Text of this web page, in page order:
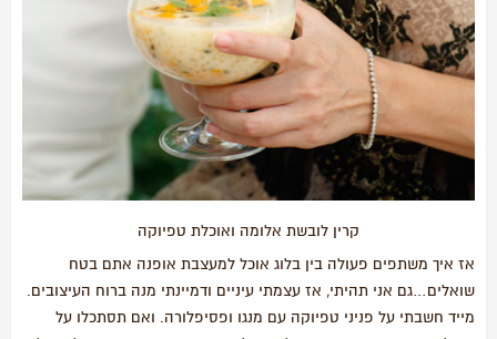
קרין לובשת אלומה ואוכלת טפיוקה
אז איך משתפים פעולה בין בלוג אוכל למעצבת אופנה אתם בטח
שואלים…גם אני תהיתי, אז עצמתי עיניים ודמיינתי מנה ברוח העיצובים.
מייד חשבתי על פניני טפיוקה עם מנגו ופסיפלורה. ואם תסתכלו על